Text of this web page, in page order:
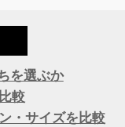
を選ぶか
較
・サイズを比較